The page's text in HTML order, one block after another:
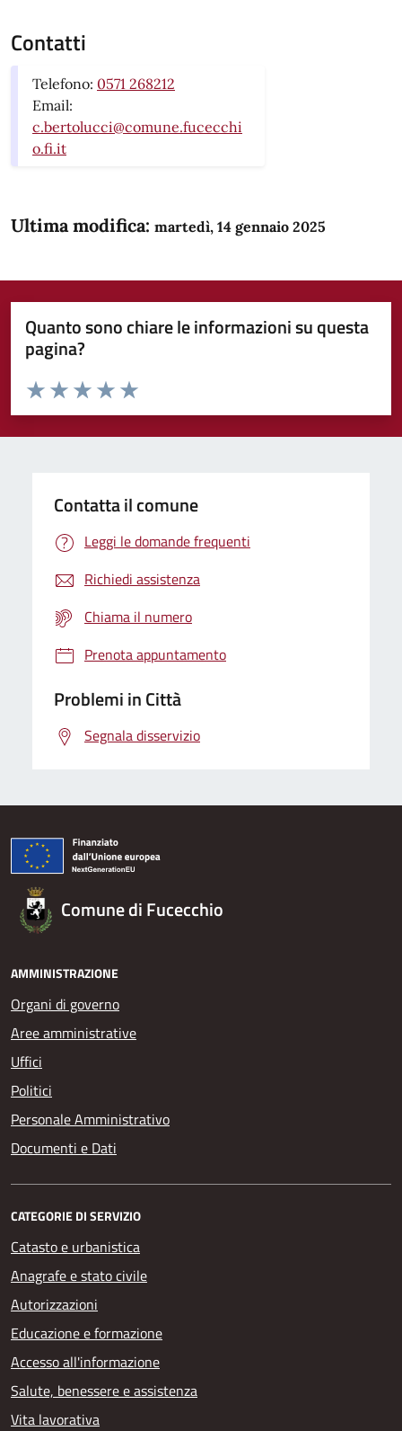
Contatti
Telefono: 0571 268212
Email:
c.bertolucci@comune.fucecchi
o.fi.it
Ultima modifica: martedì, 14 gennaio 2025
Quanto sono chiare le informazioni su questa
pagina?
Domanda
Valuta da 1 a 5 stelle la pagina
Valuta 5 stelle su 5
Valuta 4 stelle su 5
Valuta 3 stelle su 5
Valuta 2 stelle su 5
Valuta 1 stelle su 5
Contatta il comune
Leggi le domande frequenti
Richiedi assistenza
Chiama il numero
Prenota appuntamento
Problemi in Città
Segnala disservizio
Comune di Fucecchio
AMMINISTRAZIONE
Organi di governo
Aree amministrative
Uffici
Politici
Personale Amministrativo
Documenti e Dati
CATEGORIE DI SERVIZIO
Catasto e urbanistica
Anagrafe e stato civile
Autorizzazioni
Educazione e formazione
Accesso all'informazione
Salute, benessere e assistenza
Vita lavorativa